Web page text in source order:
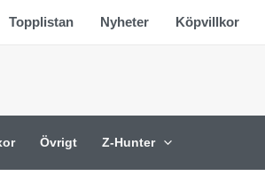
Topplistan Nyheter Köpvillkor
Övrigt Z-Hunter